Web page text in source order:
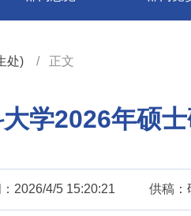
处) 正文
学2026年硕
2026/4/5 15:20:21 供稿：